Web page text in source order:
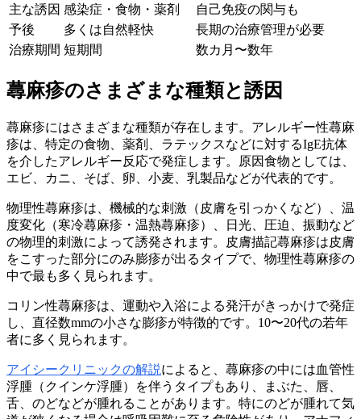
主な誘因 感染症・食物・薬剤
自己免疫の関与も
予後
多くは自然軽快
長期の治療管理が必要
治療期間 短期間 数カ月〜数年
蕁麻疹のさまざまな種類と誘因
蕁麻疹にはさまざまな種類が存在します。アレルギー性蕁麻
疹は、特定の食物、薬剤、ラテックスなどに対するIgE抗体
を介したアレルギー反応で発症します。原因食物としては、
エビ、カニ、そば、卵、小麦、乳製品などが代表的です。
物理性蕁麻疹は、機械的な刺激（皮膚を引っかくなど）、温
度変化（寒冷蕁麻疹・温熱蕁麻疹）、日光、圧迫、振動など
の物理的刺激によって誘発されます。皮膚描記蕁麻疹は皮膚
をこすった部分にのみ膨疹が出るタイプで、物理性蕁麻疹の
中で最も多く見られます。
コリン性蕁麻疹は、運動や入浴による発汗がきっかけで発症
し、直径数mmの小さな膨疹が特徴的です。10〜20代の若年
者に多く見られます。
アイシークリニックの解説によると、蕁麻疹の中には血管性
浮腫（クインケ浮腫）を伴うタイプもあり、まぶた、唇、
舌、のどなどが腫れることがあります。特にのどが腫れて気